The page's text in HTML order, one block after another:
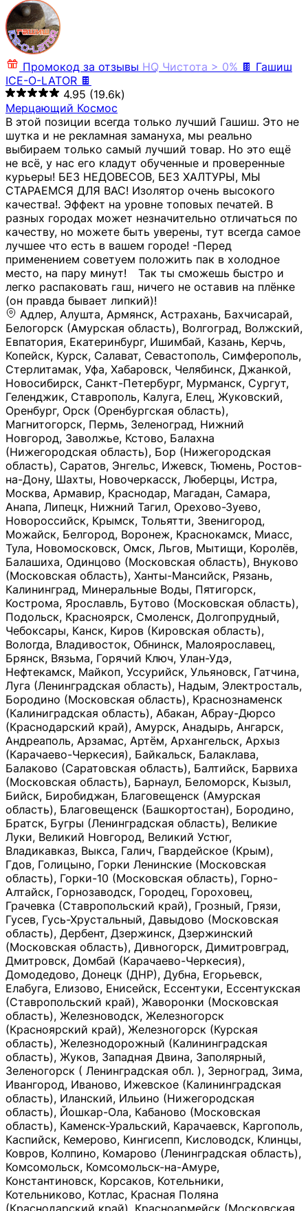
Промокод за отзывы HQ Чистота > 0% 🍫 Гашиш
ICE-O-LATOR 🍫
4.95 (19.6k)
Мерцающий Космос
В этой позиции всегда только лучший Гашиш. Это не
шутка и не рекламная замануха, мы реально
выбираем только самый лучший товар. Но это ещё
не всё, у нас его кладут обученные и проверенные
курьеры! БЕЗ НЕДОВЕСОВ, БЕЗ ХАЛТУРЫ, МЫ
СТАРАЕМСЯ ДЛЯ ВАС! Изолятор очень высокого
качества!. Эффект на уровне топовых печатей. В
разных городах может незначительно отличаться по
качеству, но можете быть уверены, тут всегда самое
лучшее что есть в вашем городе! -Перед
применением советуем положить пак в холодное
место, на пару минут!⠀ Так ты сможешь быстро и
легко распаковать гаш, ничего не оставив на плёнке
(он правда бывает липкий)!
Адлер, Алушта, Армянск, Астрахань, Бахчисарай,
Белогорск (Амурская область), Волгоград, Волжский,
Евпатория, Екатеринбург, Ишимбай, Казань, Керчь,
Копейск, Курск, Салават, Севастополь, Симферополь,
Стерлитамак, Уфа, Хабаровск, Челябинск, Джанкой,
Новосибирск, Санкт-Петербург, Мурманск, Сургут,
Геленджик, Ставрополь, Калуга, Елец, Жуковский,
Оренбург, Орск (Оренбургская область),
Магнитогорск, Пермь, Зеленоград, Нижний
Новгород, Заволжье, Кстово, Балахна
(Нижегородская область), Бор (Нижегородская
область), Саратов, Энгельс, Ижевск, Тюмень, Ростов-
на-Дону, Шахты, Новочеркасск, Люберцы, Истра,
Москва, Армавир, Краснодар, Магадан, Самара,
Анапа, Липецк, Нижний Тагил, Орехово-Зуево,
Новороссийск, Крымск, Тольятти, Звенигород,
Можайск, Белгород, Воронеж, Краснокамск, Миасс,
Тула, Новомосковск, Омск, Льгов, Мытищи, Королёв,
Балашиха, Одинцово (Московская область), Внуково
(Московская область), Ханты-Мансийск, Рязань,
Калининград, Минеральные Воды, Пятигорск,
Кострома, Ярославль, Бутово (Московская область),
Подольск, Красноярск, Смоленск, Долгопрудный,
Чебоксары, Канск, Киров (Кировская область),
Вологда, Владивосток, Обнинск, Малоярославец,
Брянск, Вязьма, Горячий Ключ, Улан-Удэ,
Нефтекамск, Майкоп, Уссурийск, Ульяновск, Гатчина,
Луга (Ленинградская область), Надым, Электросталь,
Бородино (Московская область), Краснознаменск
(Калиниградская область), Абакан, Абрау-Дюрсо
(Краснодарский край), Амурск, Анадырь, Ангарск,
Андреаполь, Арзамас, Артём, Архангельск, Архыз
(Карачаево-Черкесия), Байкальск, Балаклава,
Балаково (Саратовская область), Балтийск, Барвиха
(Московская область), Барнаул, Беломорск, Кызыл,
Бийск, Биробиджан, Благовещенск (Амурская
область), Благовещенск (Башкортостан), Бородино,
Братск, Бугры (Ленинградская область), Великие
Луки, Великий Новгород, Великий Устюг,
Владикавказ, Выкса, Галич, Гвардейское (Крым),
Гдов, Голицыно, Горки Ленинские (Московская
область), Горки-10 (Московская область), Горно-
Алтайск, Горнозаводск, Городец, Гороховец,
Грачевка (Ставропольский край), Грозный, Грязи,
Гусев, Гусь-Хрустальный, Давыдово (Московская
область), Дербент, Дзержинск, Дзержинский
(Московская область), Дивногорск, Димитровград,
Дмитровск, Домбай (Карачаево-Черкесия),
Домодедово, Донецк (ДНР), Дубна, Егорьевск,
Елабуга, Елизово, Енисейск, Ессентуки, Ессентукская
(Ставропольский край), Жаворонки (Московская
область), Железноводск, Железногорск
(Красноярский край), Железногорск (Курская
область), Железнодорожный (Калининградская
область), Жуков, Западная Двина, Заполярный,
Зеленогорск ( Ленинградская обл. ), Зерноград, Зима,
Ивангород, Иваново, Ижевское (Калининградская
область), Иланский, Ильино (Нижегородская
область), Йошкар-Ола, Кабаново (Московская
область), Каменск-Уральский, Карачаевск, Каргополь,
Каспийск, Кемерово, Кингисепп, Кисловодск, Клинцы,
Ковров, Колпино, Комарово (Ленинградская область),
Комсомольск, Комсомольск-на-Амуре,
Константиновск, Корсаков, Котельники,
Котельниково, Котлас, Красная Поляна
(Краснодарский край), Красноармейск (Московская